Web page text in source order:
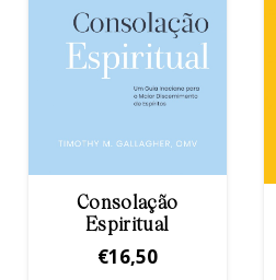
Consolação
Espiritual
€16,50